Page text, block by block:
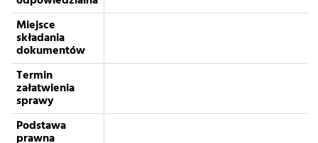
Miejsce
składania
dokumentów
Termin
załatwienia
sprawy
Podstawa
prawna